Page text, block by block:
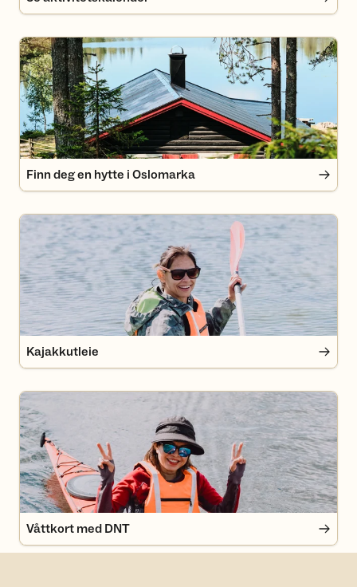
Finn deg en hytte i Oslomarka
Finn deg en hytte i Oslomarka
Kajakkutleie
Kajakkutleie
Våttkort med DNT
Våttkort med DNT